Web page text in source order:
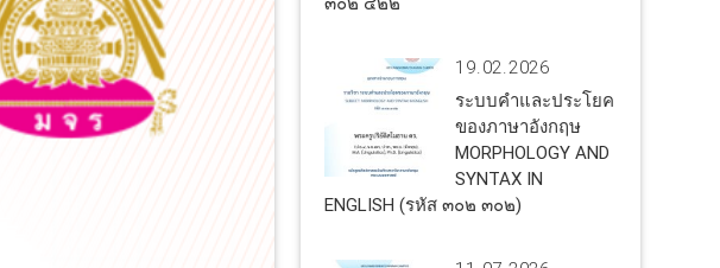
19.02.2026
ระบบคำและประโยค
ของภาษาอังกฤษ
MORPHOLOGY AND
SYNTAX IN
ENGLISH (รหัส ๓๐๒ ๓๐๒)